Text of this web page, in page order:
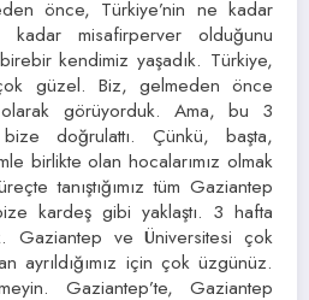
önce, Türkiye’nin ne kadar
kadar misafirperver olduğunu
kendimiz yaşadık. Türkiye,
güzel. Biz, gelmeden önce
görüyorduk. Ama, bu 3
doğrulattı. Çünkü, başta,
birlikte olan hocalarımız olmak
tanıştığımız tüm Gaziantep
kardeş gibi yaklaştı. 3 hafta
Gaziantep ve Üniversitesi çok
için çok üzgünüz.
Gaziantep’te, Gaziantep